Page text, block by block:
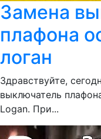
Замена
плафона
логан
Здравствуйте,
выключатель
Logan. При...